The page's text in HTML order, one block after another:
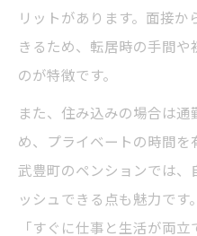
リットがあります。面接
きるため、転居時の手間
のが特徴です。
また、住み込みの場合は
め、プライベートの時間を
武豊町のペンションでは
ッシュできる点も魅力で
「すぐに仕事と生活が両